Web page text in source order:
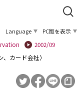
Language
PC版を表示
2002/09
カード会社）